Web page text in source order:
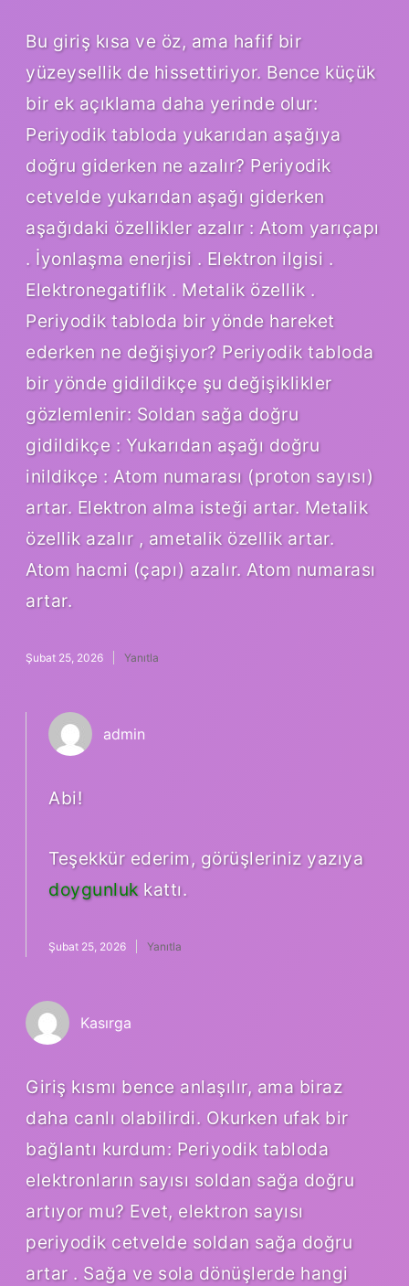
Bu giriş kısa ve öz, ama hafif bir
yüzeysellik de hissettiriyor. Bence küçük
bir ek açıklama daha yerinde olur:
Periyodik tabloda yukarıdan aşağıya
doğru giderken ne azalır? Periyodik
cetvelde yukarıdan aşağı giderken
aşağıdaki özellikler azalır : Atom yarıçapı
. İyonlaşma enerjisi . Elektron ilgisi .
Elektronegatiflik . Metalik özellik .
Periyodik tabloda bir yönde hareket
ederken ne değişiyor? Periyodik tabloda
bir yönde gidildikçe şu değişiklikler
gözlemlenir: Soldan sağa doğru
gidildikçe : Yukarıdan aşağı doğru
inildikçe : Atom numarası (proton sayısı)
artar. Elektron alma isteği artar. Metalik
özellik azalır , ametalik özellik artar.
Atom hacmi (çapı) azalır. Atom numarası
artar.
Şubat 25, 2026 Yanıtla
admin
Abi!
Teşekkür ederim, görüşleriniz yazıya
doygunlukkattı.
Şubat 25, 2026 Yanıtla
Kasırga
Giriş kısmı bence anlaşılır, ama biraz
daha canlı olabilirdi. Okurken ufak bir
bağlantı kurdum: Periyodik tabloda
elektronların sayısı soldan sağa doğru
artıyor mu? Evet, elektron sayısı
periyodik cetvelde soldan sağa doğru
artar . Sağa ve sola dönüşlerde hangi